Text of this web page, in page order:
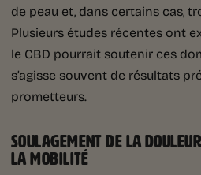
de peau et, dans certains cas,
Plusieurs études récentes ont
le CBD pourrait soutenir ces
s’agisse souvent de résultats
prometteurs.
SOULAGEMENT DE LA
LA MOBILITÉ